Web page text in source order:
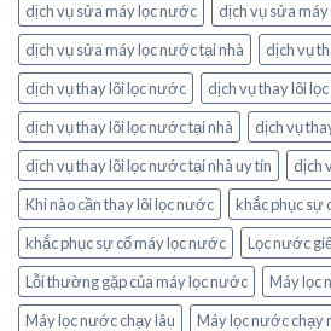
dịch vụ sửa máy lọc nước
dịch vụ sửa
dịch vụ sửa máy lọc nước tại nhà
dịch vụ
dịch vụ thay lõi lọc nước
dịch vụ thay lõi
dịch vụ thay lõi lọc nước tại nhà
dịch vụ
dịch vụ thay lõi lọc nước tại nhà uy tín
dịch
Khi nào cần thay lõi lọc nước
khắc phục sự
khắc phục sự cố máy lọc nước
Lọc nước
Lỗi thường gặp của máy lọc nước
Máy lọc
Máy lọc nước chạy lâu
Máy lọc nước chạy